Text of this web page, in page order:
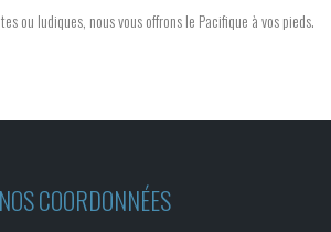
ou ludiques, nous vous offrons le Pacifique à vos pieds.
NOS COORDONNÉES